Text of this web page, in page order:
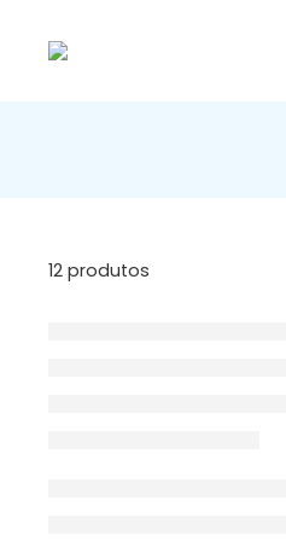
12 produtos